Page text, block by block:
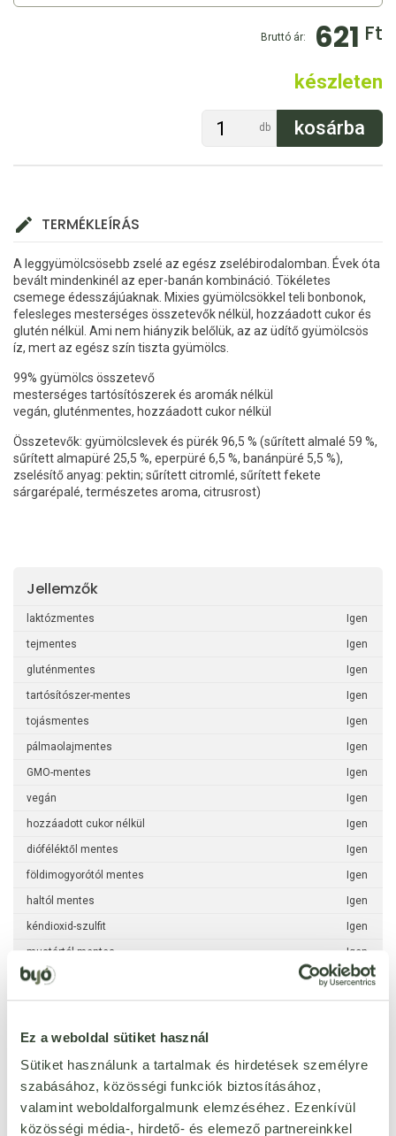
Ez a weboldal sütiket használ
Sütiket használunk a tartalmak és hirdetések személyre
szabásához, közösségi funkciók biztosításához,
valamint weboldalforgalmunk elemzéséhez. Ezenkívül
közösségi média-, hirdető- és elemező partnereinkkel
Bruttó ár: 621 Ft
készleten
db
TERMÉKLEÍRÁS
A leggyümölcsösebb zselé az egész zselébirodalomban. Évek óta
bevált mindenkinél az eper-banán kombináció. Tökéletes
csemege édesszájúaknak. Mixies gyümölcsökkel teli bonbonok,
felesleges mesterséges összetevők nélkül, hozzáadott cukor és
glutén nélkül. Ami nem hiányzik belőlük, az az üdítő gyümölcsös
íz, mert az egész szín tiszta gyümölcs.
99% gyümölcs összetevő
mesterséges tartósítószerek és aromák nélkül
vegán, gluténmentes, hozzáadott cukor nélkül
Összetevők: gyümölcslevek és pürék 96,5 % (sűrített almalé 59 %,
sűrített almapüré 25,5 %, eperpüré 6,5 %, banánpüré 5,5 %),
zselésítő anyag: pektin; sűrített citromlé, sűrített fekete
sárgarépalé, természetes aroma, citrusrost)
Jellemzők
laktózmentes Igen
tejmentes Igen
gluténmentes Igen
tartósítószer-mentes Igen
tojásmentes Igen
pálmaolajmentes Igen
GMO-mentes Igen
vegán Igen
hozzáadott cukor nélkül Igen
dióféléktől mentes Igen
földimogyorótól mentes Igen
haltól mentes Igen
kéndioxid-szulfit Igen
mustártól mentes Igen
puhatestűektől mentes Igen
rákféléktől mentes Igen
csillagfürttől mentes
méztől mentes Igen
szójamentes Igen